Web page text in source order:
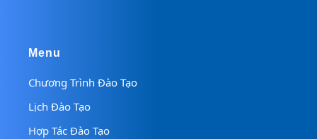
Menu
Chương Trình Đào Tạo
Lịch Đào Tạo
Hợp Tác Đào Tạo